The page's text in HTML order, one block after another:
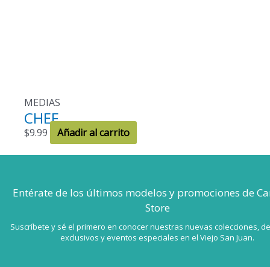
MEDIAS
CHEF
$9.99 Añadir al carrito
Entérate de los últimos modelos y promociones de
Store
Suscríbete y sé el primero en conocer nuestras nuevas colecciones,
exclusivos y eventos especiales en el Viejo San Juan.